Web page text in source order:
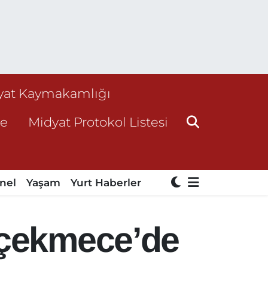
Kaymakamlığı
Midyat Protokol Listesi
Yaşam Yurt Haberler